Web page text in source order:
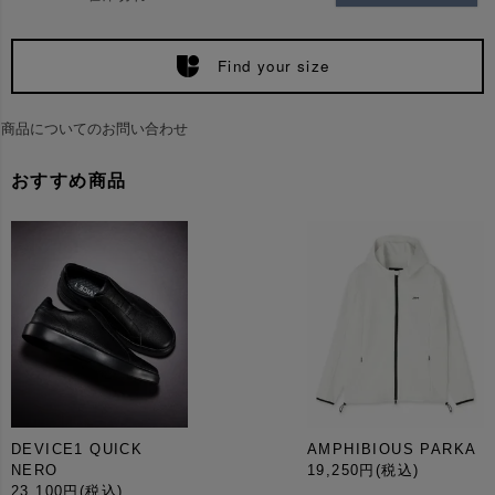
Find your size
商品についてのお問い合わせ
おすすめ商品
DEVICE1 QUICK
NERO
23,100円 (税込)
AMPHIBIOUS PARKA
19,250円 (税込)